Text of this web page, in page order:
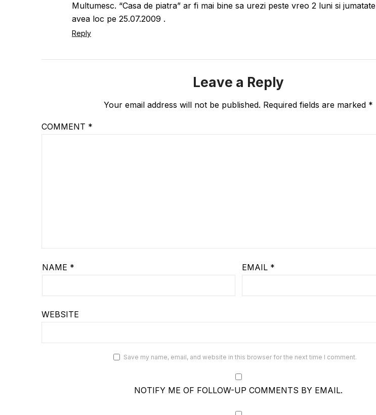
Multumesc. “Casa de piatra” ar fi mai bine sa urezi peste vreo 2 luni si jumatate
avea loc pe 25.07.2009 .
Reply
Leave a Reply
Your email address will not be published. Required fields are marked *
COMMENT *
NAME * EMAIL *
WEBSITE
Save my name, email, and website in this browser for the next time I comment.
NOTIFY ME OF FOLLOW-UP COMMENTS BY EMAIL.